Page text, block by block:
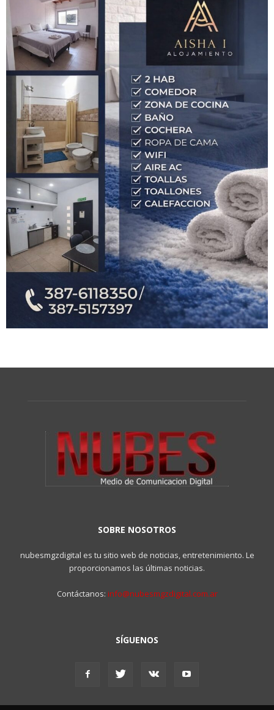
SOBRE NOSOTROS
nubesmgzdigital es tu sitio web de noticias, entretenimiento. Le
proporcionamos las últimas noticias.
Contáctanos: info@nubesmgzdigital.com.ar
SÍGUENOS